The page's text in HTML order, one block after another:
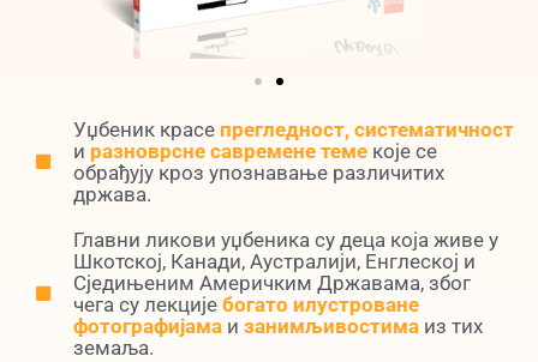
Уџбеник красе прегледност, систематичност
и разноврсне савремене темекоје се
обрађују кроз упознавање различитих
држава.
Главни ликови уџбеника су деца која живе у
Шкотској, Канади, Аустралији, Енглеској и
Сједињеним Америчким Државама, због
чега су лекције богато илустроване
фотографијамаи занимљивостимаиз тих
земаља.